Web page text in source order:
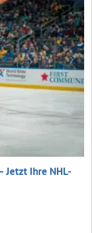
Jetzt Ihre NHL-